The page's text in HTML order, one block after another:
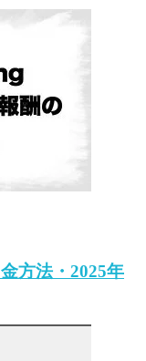
方法・2025年